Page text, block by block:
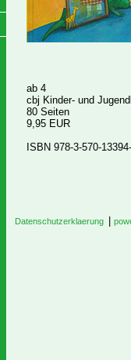
ab 4
cbj Kinder- und
80 Seiten
9,95 EUR
ISBN 978-3-570-
Datenschutzerklaerung